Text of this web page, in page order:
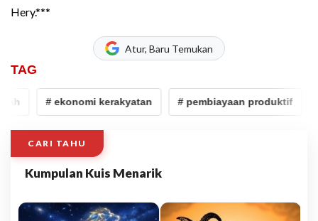
Hery.***
Atur, Baru Temukan
TAG
# ekonomi kerakyatan # pembiayaan produktif
CARI TAHU
Kumpulan Kuis Menarik